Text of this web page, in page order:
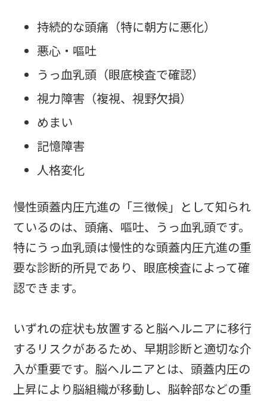
持続的な頭痛（特に朝方に悪化）
悪心・嘔吐
うっ血乳頭（眼底検査で確認）
視力障害（複視、視野欠損）
めまい
記憶障害
人格変化
慢性頭蓋内圧亢進の「三徴候」として知られ
ているのは、頭痛、嘔吐、うっ血乳頭です。
特にうっ血乳頭は慢性的な頭蓋内圧亢進の重
要な診断的所見であり、眼底検査によって確
認できます。
いずれの症状も放置すると脳ヘルニアに移行
するリスクがあるため、早期診断と適切な介
入が重要です。脳ヘルニアとは、頭蓋内圧の
上昇により脳組織が移動し、脳幹部などの重